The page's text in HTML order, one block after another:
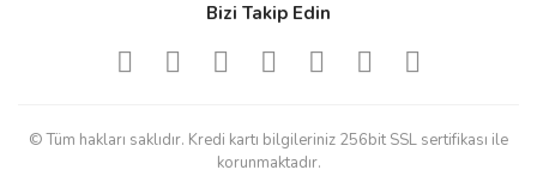
Bizi Takip Edin
© Tüm hakları saklıdır. Kredi kartı bilgileriniz 256bit SSL sertifikası ile
korunmaktadır.